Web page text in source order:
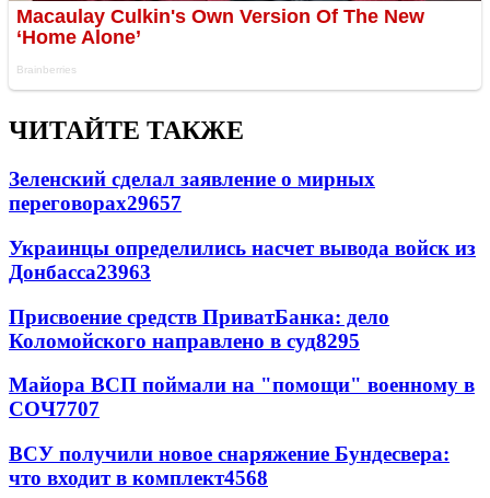
ЧИТАЙТЕ ТАКЖЕ
Зеленский сделал заявление о мирных
переговорах29657
Украинцы определились насчет вывода войск из
Донбасса23963
Присвоение средств ПриватБанка: дело
Коломойского направлено в суд8295
Майора ВСП поймали на "помощи" военному в
СОЧ7707
ВСУ получили новое снаряжение Бундесвера:
что входит в комплект4568